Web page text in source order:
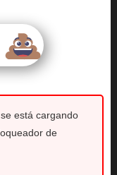
está cargando
de